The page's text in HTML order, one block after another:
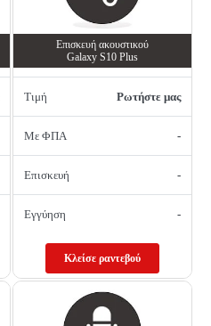
Επισκευή ακουστικού
Galaxy S10 Plus
Τιμή Ρωτήστε μας
Με ΦΠΑ -
Επισκευή -
Εγγύηση -
Κλείσε ραντεβού